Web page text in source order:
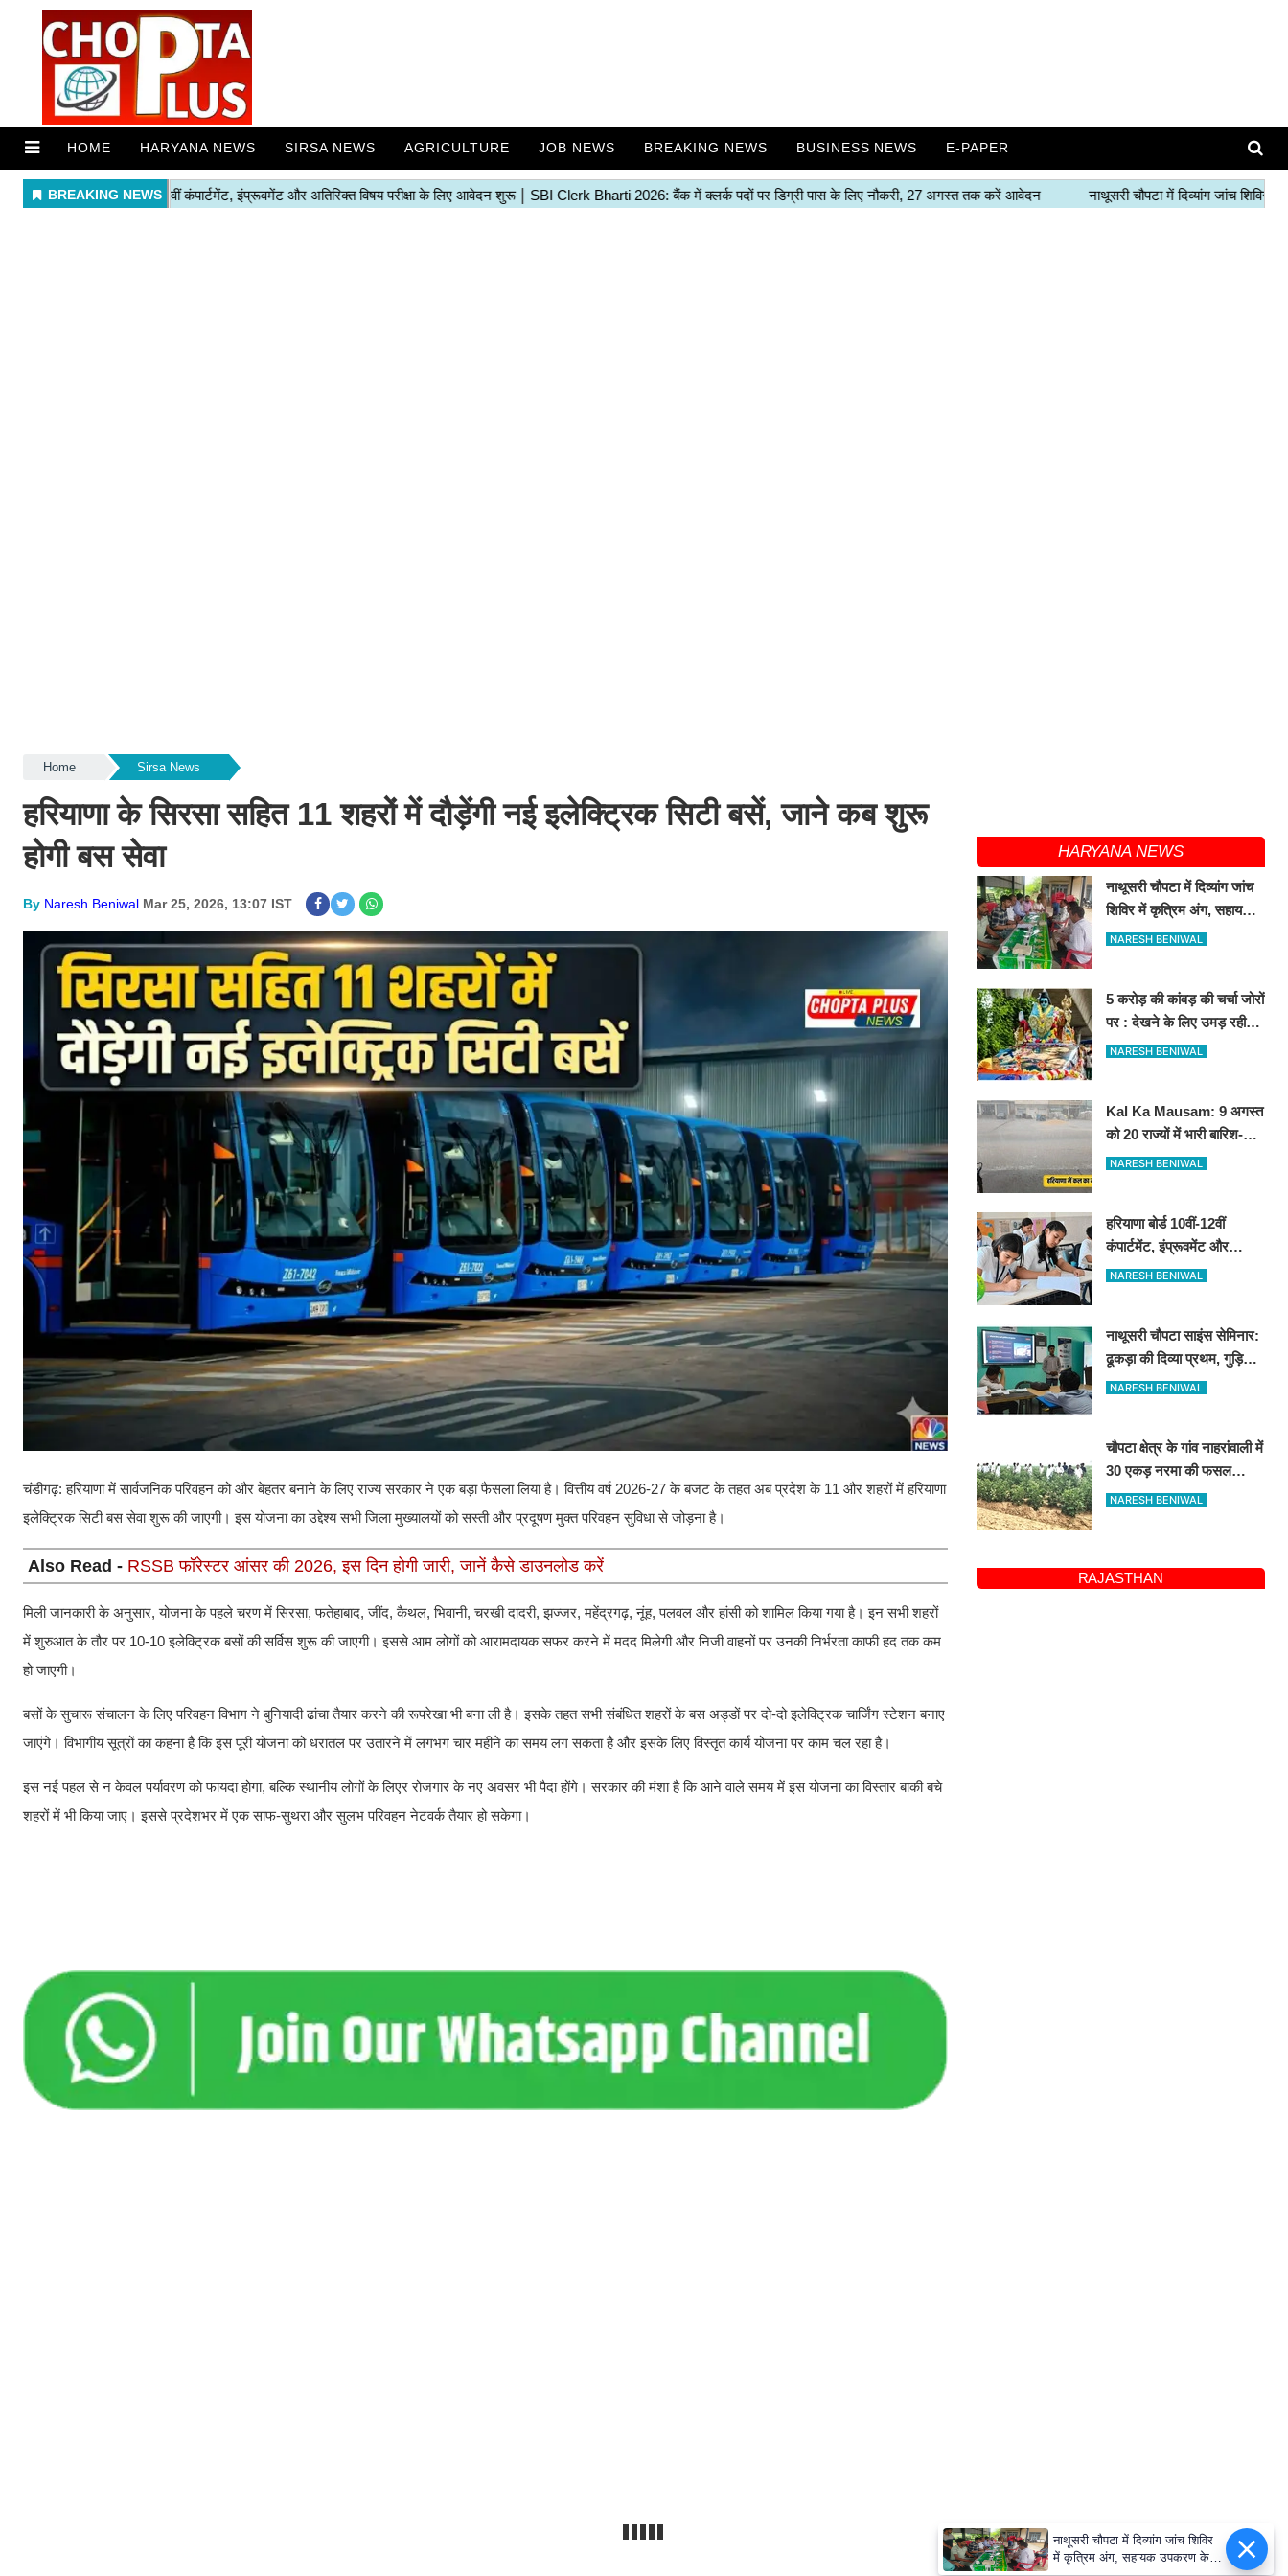
HOME HARYANA NEWS SIRSA NEWS AGRICULTURE JOB NEWS BREAKING NEWS BUSINESS NEWS E-PAPER
Home Sirsa News
हरियाणा के सिरसा सहित 11 शहरों में दौड़ेंगी नई इलेक्ट्रिक सिटी बसें, जाने कब शुरू
होगी बस सेवा
By Naresh Beniwal Mar 25, 2026, 13:07 IST
चंडीगढ़: हरियाणा में सार्वजनिक परिवहन को और बेहतर बनाने के लिए राज्य सरकार ने एक बड़ा फैसला लिया है। वित्तीय वर्ष 2026-27 के बजट के तहत अब प्रदेश के 11 और शहरों में हरियाणा
इलेक्ट्रिक सिटी बस सेवा शुरू की जाएगी। इस योजना का उद्देश्य सभी जिला मुख्यालयों को सस्ती और प्रदूषण मुक्त परिवहन सुविधा से जोड़ना है।
Also Read - RSSB फॉरेस्टर आंसर की 2026, इस दिन होगी जारी, जानें कैसे डाउनलोड करें
मिली जानकारी के अनुसार, योजना के पहले चरण में सिरसा, फतेहाबाद, जींद, कैथल, भिवानी, चरखी दादरी, झज्जर, महेंद्रगढ़, नूंह, पलवल और हांसी को शामिल किया गया है। इन सभी शहरों
में शुरुआत के तौर पर 10-10 इलेक्ट्रिक बसों की सर्विस शुरू की जाएगी। इससे आम लोगों को आरामदायक सफर करने में मदद मिलेगी और निजी वाहनों पर उनकी निर्भरता काफी हद तक कम
हो जाएगी।
बसों के सुचारू संचालन के लिए परिवहन विभाग ने बुनियादी ढांचा तैयार करने की रूपरेखा भी बना ली है। इसके तहत सभी संबंधित शहरों के बस अड्डों पर दो-दो इलेक्ट्रिक चार्जिंग स्टेशन बनाए
जाएंगे। विभागीय सूत्रों का कहना है कि इस पूरी योजना को धरातल पर उतारने में लगभग चार महीने का समय लग सकता है और इसके लिए विस्तृत कार्य योजना पर काम चल रहा है।
इस नई पहल से न केवल पर्यावरण को फायदा होगा, बल्कि स्थानीय लोगों के लिएर रोजगार के नए अवसर भी पैदा होंगे। सरकार की मंशा है कि आने वाले समय में इस योजना का विस्तार बाकी बचे
शहरों में भी किया जाए। इससे प्रदेशभर में एक साफ-सुथरा और सुलभ परिवहन नेटवर्क तैयार हो सकेगा।
HARYANA NEWS
नाथूसरी चौपटा में दिव्यांग जांच
शिविर में कृत्रिम अंग, सहायक
उपकरण के लिए 65 व्यक्तियों का
NARESH BENIWAL
5 करोड़ की कांवड़ की चर्चा जोरों
पर : देखने के लिए उमड़ रही
भीड़
NARESH BENIWAL
Kal Ka Mausam: 9 अगस्त
को 20 राज्यों में भारी बारिश-
आंधी का अलर्ट, जानें आपके
NARESH BENIWAL
हरियाणा बोर्ड 10वीं-12वीं
कंपार्टमेंट, इंप्रूवमेंट और
अतिरिक्त विषय परीक्षा के लिए
NARESH BENIWAL
नाथूसरी चौपटा साइंस सेमिनार:
ढूकड़ा की दिव्या प्रथम, गुड़िया
खेड़ा के पंकज को दूसरा स्थान
NARESH BENIWAL
चौपटा क्षेत्र के गांव नाहरांवाली में
30 एकड़ नरमा की फसल
खराब, किसानों ने की पुलिस व
NARESH BENIWAL
RAJASTHAN
नाथूसरी चौपटा में दिव्यांग जांच शिविर
में कृत्रिम अंग, सहायक उपकरण के